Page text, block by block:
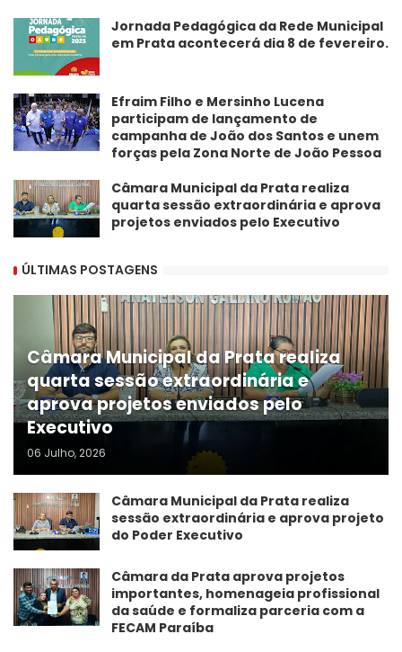
Jornada Pedagógica da Rede Municipal
em Prata acontecerá dia 8 de fevereiro.
Efraim Filho e Mersinho Lucena
participam de lançamento de
campanha de João dos Santos e unem
forças pela Zona Norte de João Pessoa
Câmara Municipal da Prata realiza
quarta sessão extraordinária e aprova
projetos enviados pelo Executivo
ÚLTIMAS POSTAGENS
Câmara Municipal da Prata realiza
quarta sessão extraordinária e
aprova projetos enviados pelo
Executivo
06 Julho, 2026
Câmara Municipal da Prata realiza
sessão extraordinária e aprova projeto
do Poder Executivo
​Câmara da Prata aprova projetos
importantes, homenageia profissional
da saúde e formaliza parceria com a
FECAM Paraíba